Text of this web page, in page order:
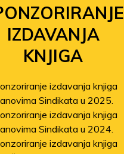
IZDAVANJA
KNJIGA
izdavanja knjiga
Sindikata u 2025.
izdavanja knjiga
Sindikata u 2024.
izdavanja knjiga